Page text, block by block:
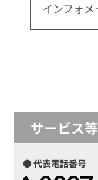
インフォ
サービス
代表電話番号